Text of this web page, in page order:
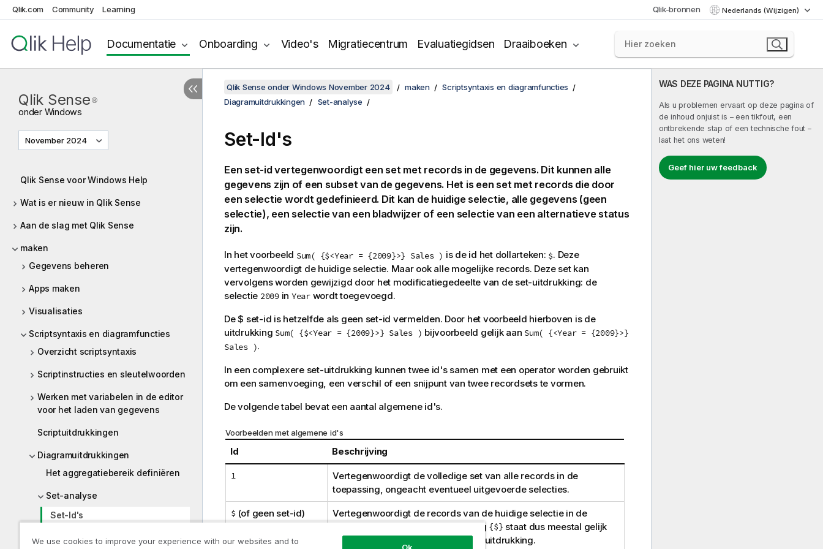
Qlik.com Community Learning Qlik-bronnen Nederlands (Wijzigen)
Documentatie Onboarding Video's Migratiecentrum Evaluatiegidsen Draaiboeken
Qlik Sense ®
onder Windows
November 2024
Qlik Sense voor Windows Help
Wat is er nieuw in Qlik Sense
Aan de slag met Qlik Sense
maken
Gegevens beheren
Apps maken
Visualisaties
Scriptsyntaxis en diagramfuncties
Overzicht scriptsyntaxis
Scriptinstructies en sleutelwoorden
Werken met variabelen in de editor
voor het laden van gegevens
Scriptuitdrukkingen
Diagramuitdrukkingen
Het aggregatiebereik definiëren
Set-analyse
Set-Id's
Set-operatoren
WAS DEZE PAGINA NUTTIG?
Als u problemen ervaart op deze pagina of
de inhoud onjuist is – een tikfout, een
ontbrekende stap of een technische fout –
laat het ons weten!
Geef hier uw feedback
Qlik Sense onder Windows November 2024 maken
Scriptsyntaxis en diagramfuncties
Diagramuitdrukkingen
Set-analyse
Set-Id's
Een set-id vertegenwoordigt een set met records in de gegevens. Dit kunnen alle
gegevens zijn of een subset van de gegevens. Het is een set met records die door
een selectie wordt gedefinieerd. Dit kan de huidige selectie, alle gegevens (geen
selectie), een selectie van een bladwijzer of een selectie van een alternatieve status
zijn.
In het voorbeeld Sum( {$<Year = {2009}>} Sales ) is de id het dollarteken: $. Deze
vertegenwoordigt de huidige selectie. Maar ook alle mogelijke records. Deze set kan
vervolgens worden gewijzigd door het modificatiegedeelte van de set-uitdrukking: de
selectie 2009in Yearwordt toegevoegd.
De$ set-id is hetzelfde als geen set-id vermelden. Door het voorbeeld hierboven is de
uitdrukking Sum( {$<Year = {2009}>} Sales ) bijvoorbeeld gelijk aan Sum( {<Year = {2009}>}
Sales ).
In een complexere set-uitdrukking kunnen twee id's samen met een operator worden gebruikt
om een samenvoeging, een verschil of een snijpunt van twee recordsets te vormen.
De volgende tabel bevat een aantal algemene id's.
Voorbeelden met algemene id's
Id Beschrijving
1
Vertegenwoordigt de volledige set van alle records in de
toepassing, ongeacht eventueel uitgevoerde selecties.
$(of geen set-id)
Vertegenwoordigt de records van de huidige selectie in de
standaard-state. De set-uitdrukking {$} staat dus meestal gelijk
aan het niet aangeven van een set-uitdrukking.
We use cookies to improve your experience with our websites and to